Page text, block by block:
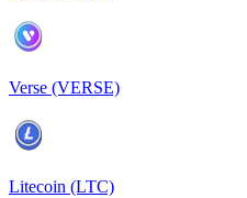
Verse (VERSE)
Litecoin (LTC)